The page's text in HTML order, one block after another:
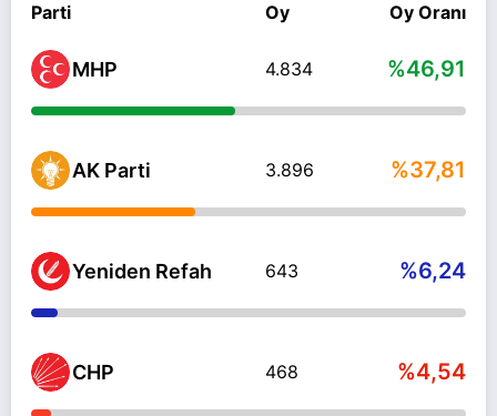
Parti Oy Oy Oranı
MHP 4.834 %46,91
AK Parti 3.896 %37,81
Yeniden Refah 643 %6,24
CHP 468 %4,54